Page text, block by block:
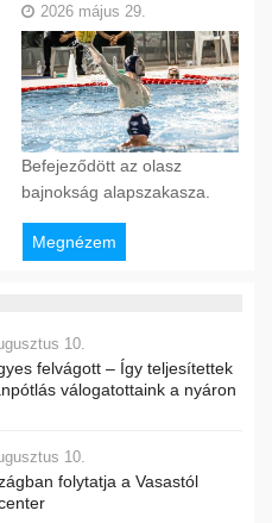
2026 május 29.
Befejeződött az olasz
bajnokság alapszakasza.
Megnézem
10.
felvágott – Így teljesítettek
válogatottaink a nyáron
10.
folytatja a Vasastól